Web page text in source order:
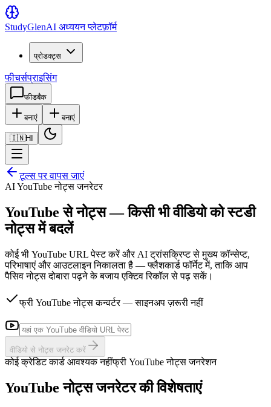
StudyGlenAI अध्ययन प्लेटफ़ॉर्म
प्रोडक्ट्स
फीचर्सप्राइसिंग
फीडबैक
बनाएं बनाएं
🇮🇳HI
टूल्स पर वापस जाएं
AI YouTube नोट्स जनरेटर
YouTube से नोट्स — किसी भी वीडियो को स्टडी
नोट्स में बदलें
कोई भी YouTube URL पेस्ट करें और AI ट्रांसक्रिप्ट से मुख्य कॉन्सेप्ट,
परिभाषाएं और आउटलाइन निकालता है — फ्लैशकार्ड फॉर्मेट में, ताकि आप
पैसिव नोट्स दोबारा पढ़ने के बजाय एक्टिव रिकॉल से पढ़ सकें।
फ्री YouTube नोट्स कन्वर्टर — साइनअप ज़रूरी नहीं
वीडियो से नोट्स जनरेट करें
कोई क्रेडिट कार्ड आवश्यक नहींफ्री YouTube नोट्स जनरेशन
YouTube नोट्स जनरेटर की विशेषताएं